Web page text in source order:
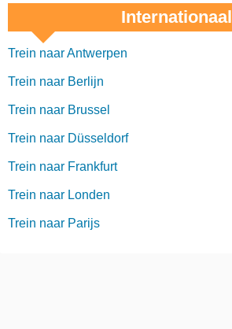
Internationaal
Trein naar Antwerpen
Trein naar Berlijn
Trein naar Brussel
Trein naar Düsseldorf
Trein naar Frankfurt
Trein naar Londen
Trein naar Parijs